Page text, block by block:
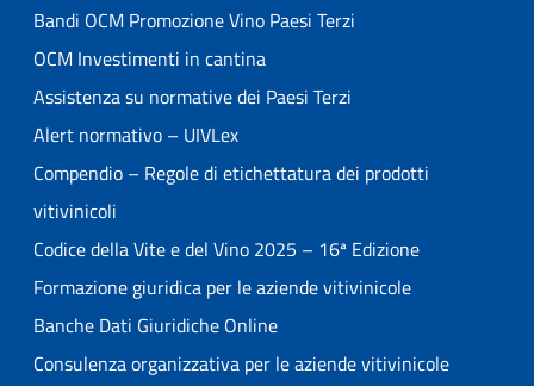
Bandi OCM Promozione Vino Paesi Terzi
OCM Investimenti in cantina
Assistenza su normative dei Paesi Terzi
Alert normativo – UIVLex
Compendio – Regole di etichettatura dei prodotti
vitivinicoli
Codice della Vite e del Vino 2025 – 16ª Edizione
Formazione giuridica per le aziende vitivinicole
Banche Dati Giuridiche Online
Consulenza organizzativa per le aziende vitivinicole